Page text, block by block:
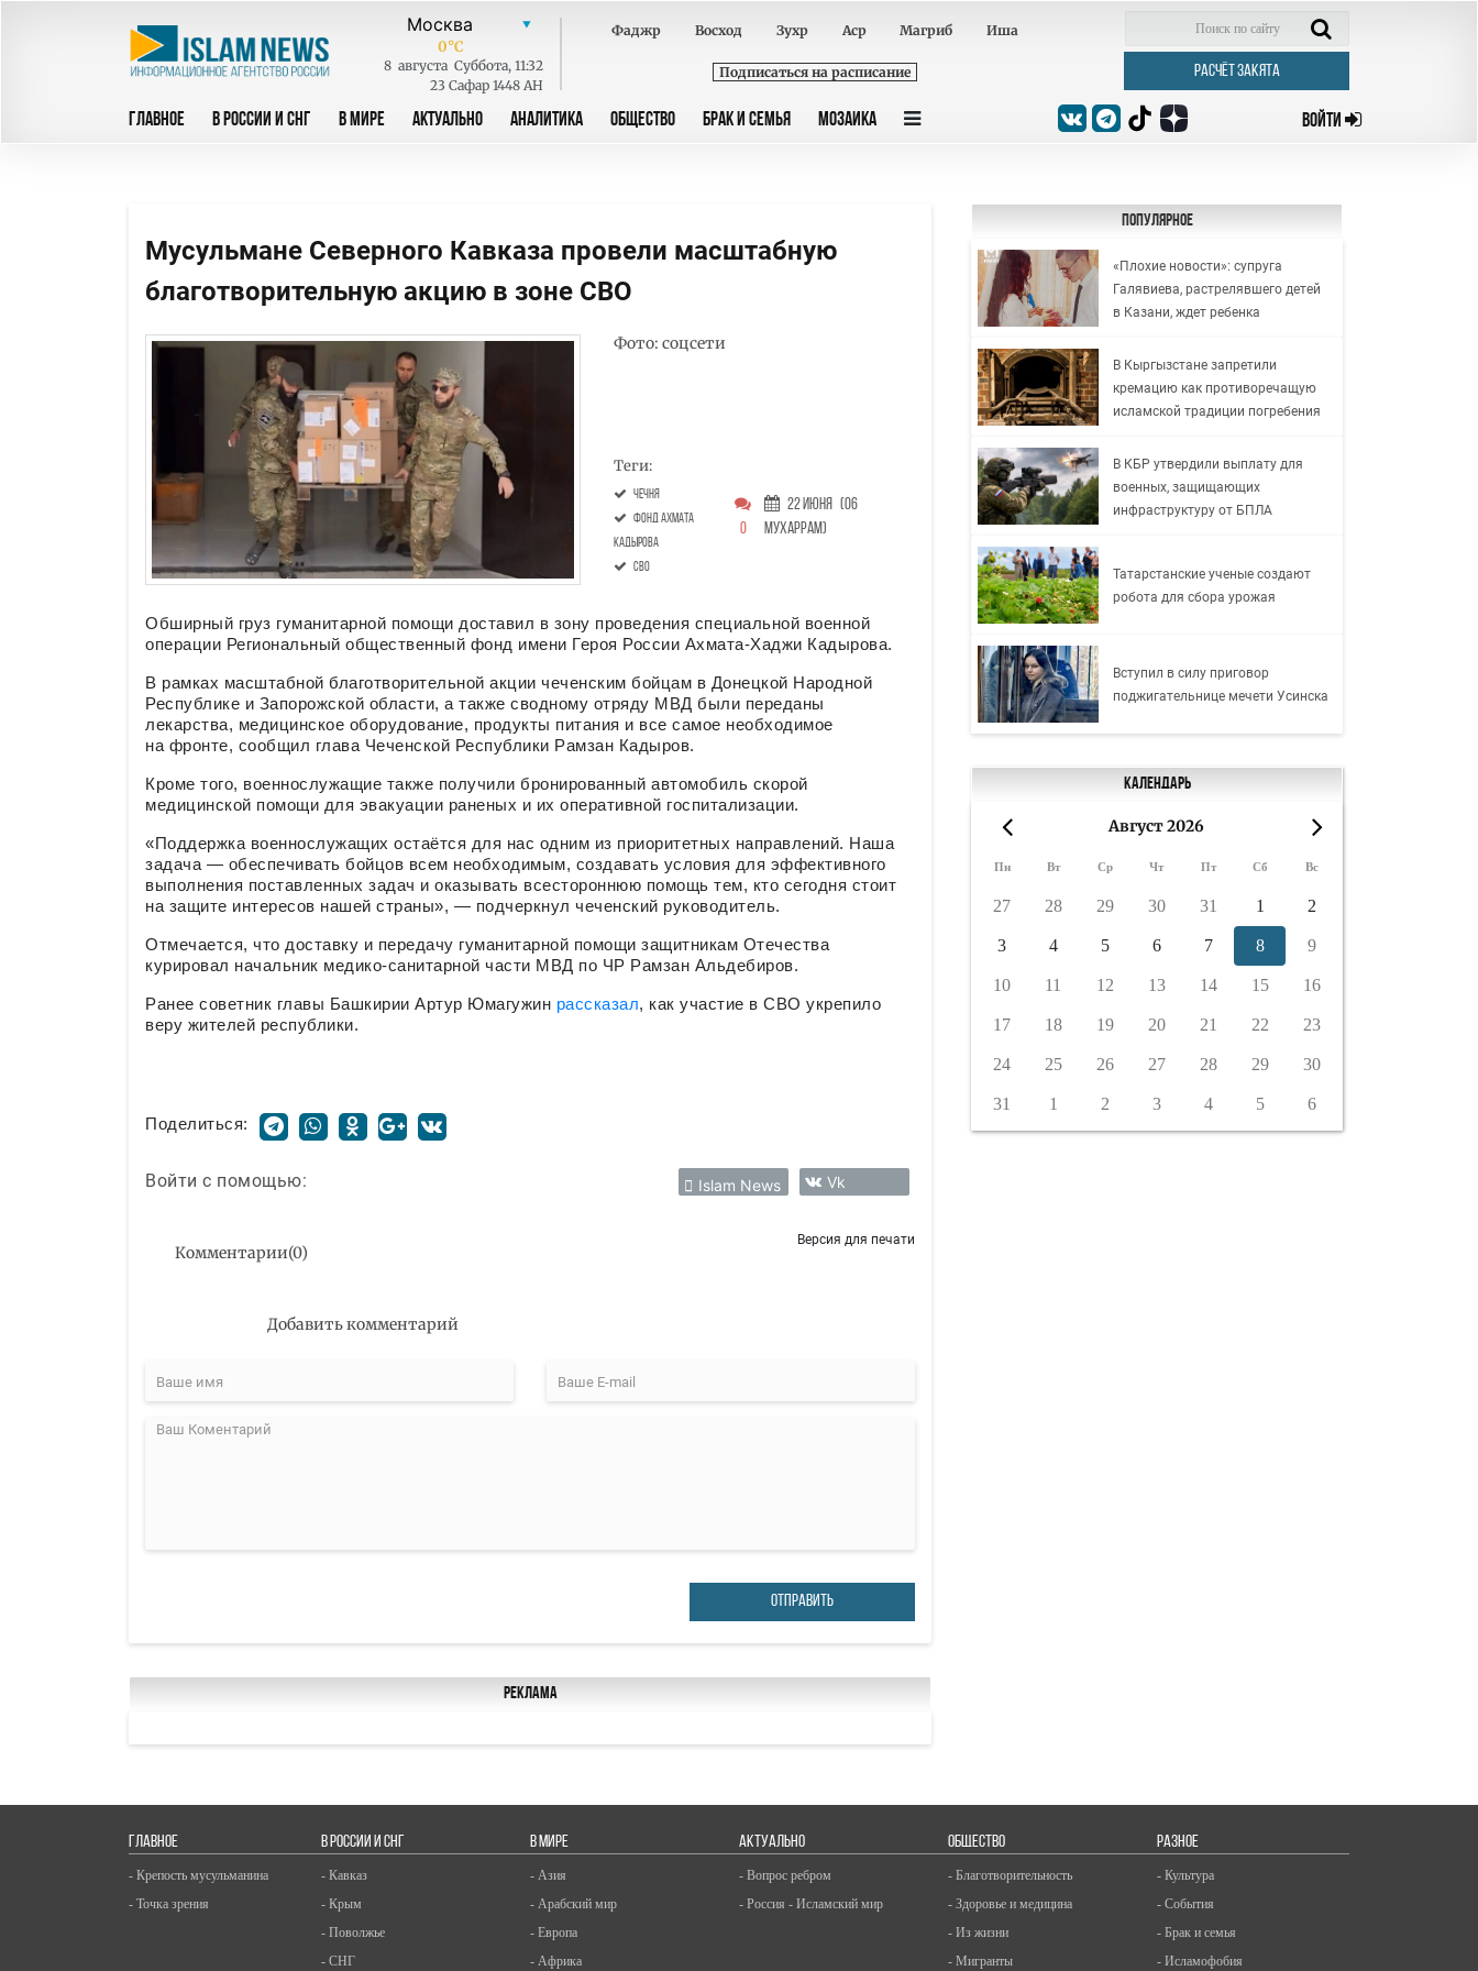
0°C
8 августа Суббота, 11:32
23 Сафар 1448 AH
Фаджр Восход Зухр Аср Магриб Иша
Подписаться на расписание РАСЧЁТ ЗАКЯТА
ГЛАВНОЕ В РОССИИ И СНГ В МИРЕ АКТУАЛЬНО АНАЛИТИКА ОБЩЕСТВО БРАК И СЕМЬЯ МОЗАИКА ВОЙТИ
Мусульмане Северного Кавказа провели масштабную
благотворительную акцию в зоне СВО
Фото: соцсети
Теги:
Чечня
фонд Ахмата
Кадырова
СВО
0
22 Июня (06
Мухаррам)
Обширный груз гуманитарной помощи доставил в зону проведения специальной военной
операции Региональный общественный фонд имени Героя России Ахмата-Хаджи Кадырова.
В рамках масштабной благотворительной акции чеченским бойцам в Донецкой Народной
Республике и Запорожской области, а также сводному отряду МВД были переданы
лекарства, медицинское оборудование, продукты питания и все самое необходимое
на фронте, сообщил глава Чеченской Республики Рамзан Кадыров.
Кроме того, военнослужащие также получили бронированный автомобиль скорой
медицинской помощи для эвакуации раненых и их оперативной госпитализации.
«Поддержка военнослужащих остаётся для нас одним из приоритетных направлений. Наша
задача — обеспечивать бойцов всем необходимым, создавать условия для эффективного
выполнения поставленных задач и оказывать всестороннюю помощь тем, кто сегодня стоит
на защите интересов нашей страны», — подчеркнул чеченский руководитель.
Отмечается, что доставку и передачу гуманитарной помощи защитникам Отечества
курировал начальник медико-санитарной части МВД по ЧР Рамзан Альдебиров.
Ранее советник главы Башкирии Артур Юмагужин рассказал, как участие в СВО укрепило
веру жителей республики.
Поделиться:
Войти с помощью: Islam News Vk
Комментарии(0)
Версия для печати
Добавить комментарий
ОТПРАВИТЬ
Реклама
Популярное
«Плохие новости»: супруга
Галявиева, растрелявшего детей
в Казани, ждет ребенка
В Кыргызстане запретили
кремацию как противоречащую
исламской традиции погребения
В КБР утвердили выплату для
военных, защищающих
инфраструктуру от БПЛА
Татарстанские ученые создают
робота для сбора урожая
Вступил в силу приговор
поджигательнице мечети Усинска
Календарь
Август 2026
Пн Вт Ср Чт Пт Сб Вс
27 28 29 30 31 1 2
3 4 5 6 7 8 9
10 11 12 13 14 15 16
17 18 19 20 21 22 23
24 25 26 27 28 29 30
31 1 2 3 4 5 6
ГЛАВНОЕ
- Крепость мусульманина
- Точка зрения
В РОССИИ И СНГ
- Кавказ
- Крым
- Поволжье
- СНГ
В МИРЕ
- Азия
- Арабский мир
- Европа
- Африка
АКТУАЛЬНО
- Вопрос ребром
- Россия - Исламский мир
ОБЩЕСТВО
- Благотворительность
- Здоровье и медицина
- Из жизни
- Мигранты
РАЗНОЕ
- Культура
- События
- Брак и семья
- Исламофобия